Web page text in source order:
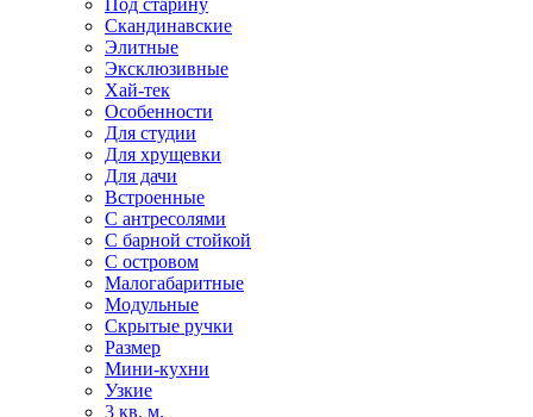
Под старину
Скандинавские
Элитные
Эксклюзивные
Хай-тек
Особенности
Для студии
Для хрущевки
Для дачи
Встроенные
С антресолями
С барной стойкой
С островом
Малогабаритные
Модульные
Скрытые ручки
Размер
Мини-кухни
Узкие
3 кв. м.